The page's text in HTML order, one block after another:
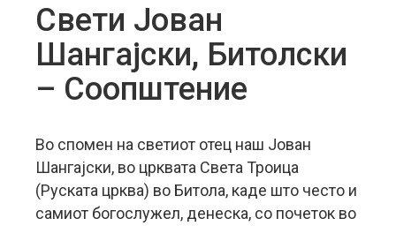
Свети Јован
Шангајски, Битолски
– Соопштение
Во спомен на светиот отец наш Јован
Шангајски, во црквата Света Троица
(Руската црква) во Битола, каде што често и
самиот богослужел, денеска, со почеток во